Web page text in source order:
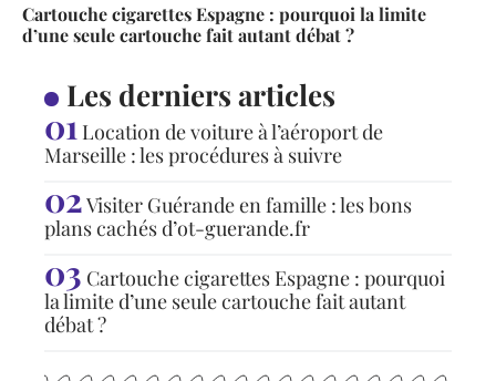
Cartouche cigarettes Espagne : pourquoi la limite
d’une seule cartouche fait autant débat ?
Les derniers articles
Location de voiture à l’aéroport de
Marseille : les procédures à suivre
Visiter Guérande en famille : les bons
plans cachés d’ot-guerande.fr
Cartouche cigarettes Espagne : pourquoi
la limite d’une seule cartouche fait autant
débat ?